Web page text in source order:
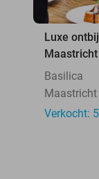
Luxe
Maastricht
Basilica
Maastricht
Verkocht: